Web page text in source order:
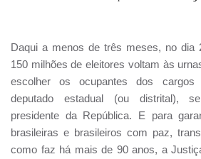
Daqui a menos de três meses, no dia
150 milhões de eleitores voltam às
escolher os ocupantes dos cargos
deputado estadual (ou distrital),
presidente da República. E para
brasileiras e brasileiros com paz,
como faz há mais de 90 anos, a